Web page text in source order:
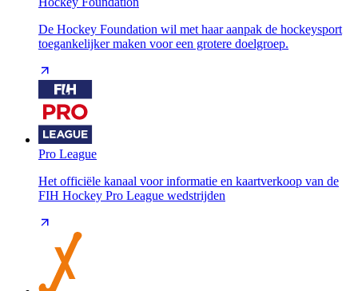
De Hockey Foundation wil met haar aanpak de hockeysport
toegankelijker maken voor een grotere doelgroep.
Pro League
Het officiële kanaal voor informatie en kaartverkoop van de
FIH Hockey Pro League wedstrijden